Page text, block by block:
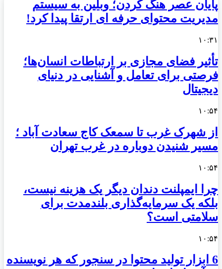
پایان عصر هنگ کردن؛ وبلین به سیستم
مدیریت محتوای حرفه ای ارتقا پیدا کرد!
۱۰:۳۱
تأثیر فضای مجازی بر ارتباطات انسان‌ها؛
فرصتی برای تعامل و آشنایی در دنیای
دیجیتال
۱۰:۵۴
از شهرک غرب تا سمعک کاج سعادت آباد ؛
مسیر شنیدن دوباره در غرب تهران
۱۰:۵۴
چرا ایمپلنت دندان دیگر یک هزینه نیست،
بلکه یک سرمایه‌گذاری بلندمدت برای
سلامتی است؟
۱۰:۵۴
6 ابزار تولید محتوا در سنجور که هر نویسنده